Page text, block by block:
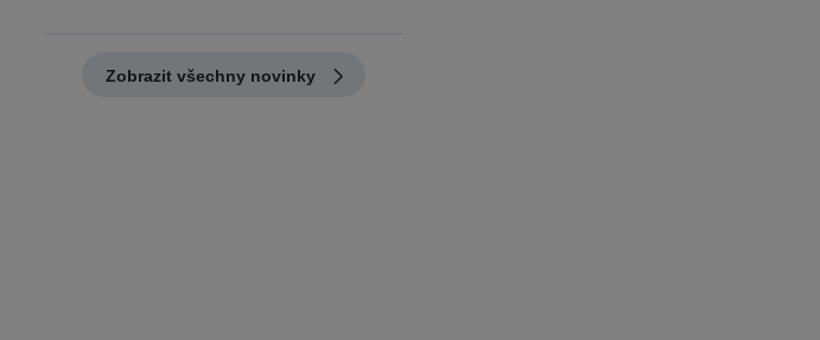
Zobrazit všechny novinky